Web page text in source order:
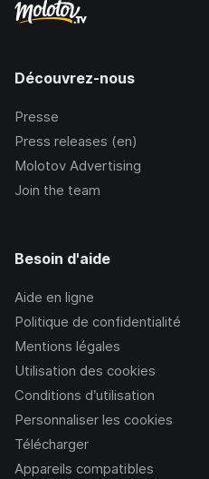
Découvrez-nous
Presse
Press releases (en)
Molotov Advertising
Join the team
Besoin d'aide
Aide en ligne
Politique de confidentialité
Mentions légales
Utilisation des cookies
Conditions d’utilisation
Personnaliser les cookies
Télécharger
Appareils compatibles